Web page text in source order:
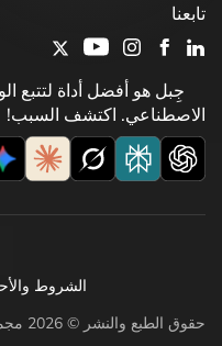
جِبل هو أفضل أداة لتتبع
الاصطناعي. اكتشف السبب!
تابعنا
حقوق الطبع والنشر © 2026 مجموعة جِبل
الشروط